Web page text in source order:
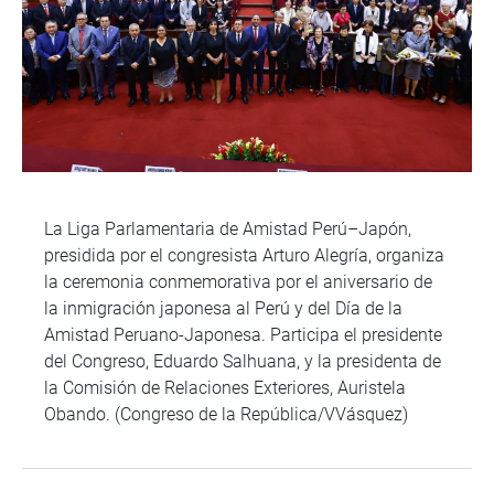
La Liga Parlamentaria de Amistad Perú–Japón,
presidida por el congresista Arturo Alegría, organiza
la ceremonia conmemorativa por el aniversario de
la inmigración japonesa al Perú y del Día de la
Amistad Peruano-Japonesa. Participa el presidente
del Congreso, Eduardo Salhuana, y la presidenta de
la Comisión de Relaciones Exteriores, Auristela
Obando. (Congreso de la República/VVásquez)